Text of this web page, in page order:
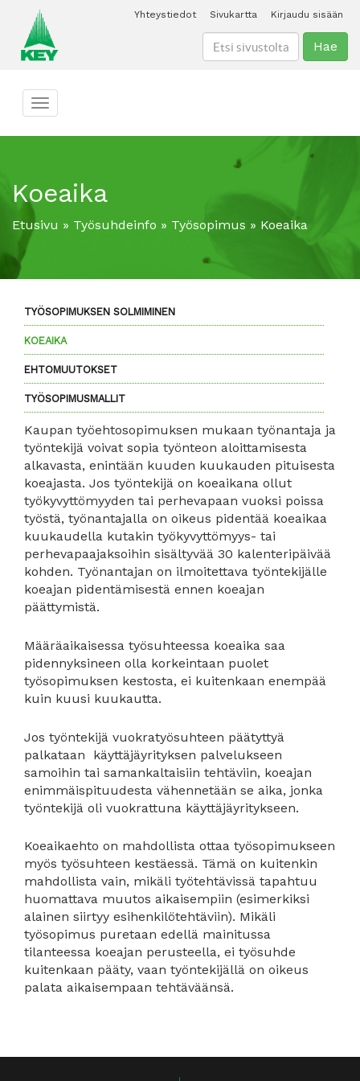
Yhteystiedot Sivukartta Kirjaudu sisään
Hae
Toggle navigation
Koeaika
Etusivu » Työsuhdeinfo » Työsopimus » Koeaika
TYÖSOPIMUKSEN SOLMIMINEN
KOEAIKA
EHTOMUUTOKSET
TYÖSOPIMUSMALLIT
Kaupan työehtosopimuksen mukaan työnantaja ja
työntekijä voivat sopia työnteon aloittamisesta
alkavasta, enintään kuuden kuukauden pituisesta
koeajasta. Jos työntekijä on koeaikana ollut
työkyvyttömyyden tai perhevapaan vuoksi poissa
työstä, työnantajalla on oikeus pidentää koeaikaa
kuukaudella kutakin työkyvyttömyys- tai
perhevapaajaksoihin sisältyvää 30 kalenteripäivää
kohden. Työnantajan on ilmoitettava työntekijälle
koeajan pidentämisestä ennen koeajan
päättymistä.
Määräaikaisessa työsuhteessa koeaika saa
pidennyksineen olla korkeintaan puolet
työsopimuksen kestosta, ei kuitenkaan enempää
kuin kuusi kuukautta.
Jos työntekijä vuokratyösuhteen päätyttyä
palkataan käyttäjäyrityksen palvelukseen
samoihin tai samankaltaisiin tehtäviin, koeajan
enimmäispituudesta vähennetään se aika, jonka
työntekijä oli vuokrattuna käyttäjäyritykseen.
Koeaikaehto on mahdollista ottaa työsopimukseen
myös työsuhteen kestäessä. Tämä on kuitenkin
mahdollista vain, mikäli työtehtävissä tapahtuu
huomattava muutos aikaisempiin (esimerkiksi
alainen siirtyy esihenkilötehtäviin). Mikäli
työsopimus puretaan edellä mainitussa
tilanteessa koeajan perusteella, ei työsuhde
kuitenkaan pääty, vaan työntekijällä on oikeus
palata aikaisempaan tehtäväänsä.